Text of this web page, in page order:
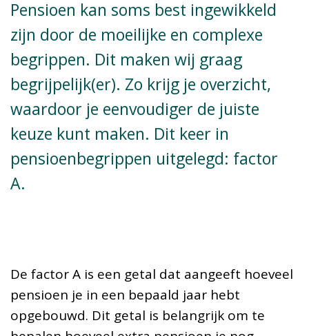
Pensioen kan soms best ingewikkeld
zijn door de moeilijke en complexe
begrippen. Dit maken wij graag
begrijpelijk(er). Zo krijg je overzicht,
waardoor je eenvoudiger de juiste
keuze kunt maken. Dit keer in
pensioenbegrippen uitgelegd: factor
A.
De factor A is een getal dat aangeeft hoeveel
pensioen je in een bepaald jaar hebt
opgebouwd. Dit getal is belangrijk om te